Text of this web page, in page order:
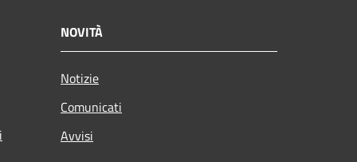
NOVITÀ
Notizie
Comunicati
Avvisi